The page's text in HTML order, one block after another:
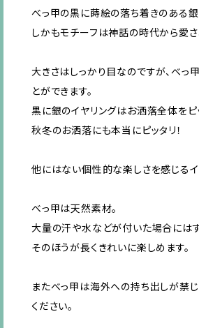
べっ甲の黒に蒔絵の落ち着きのある銀
しかもモチーフは神話の時代から愛
大きさはしっかり目なのですが、べっ
とができます。
黒に銀のイヤリングはお洒落全体をピ
秋冬のお洒落にも本当にピッタリ！
他にはない個性的な楽しさを感じるイ
べっ甲は天然素材。
大量の汗や水などが付いた場合にはす
そのほうが長くきれいに楽しめます。
またべっ甲は海外への持ち出しが禁
ください。